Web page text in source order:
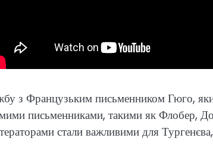
з Французьким письменником Гюго,
письменниками, такими як Флобер,
стали важливими для